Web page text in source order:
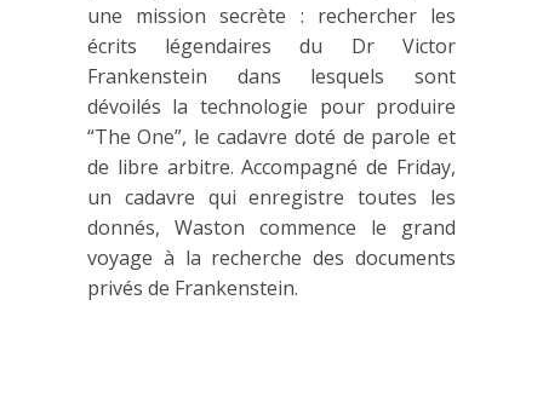
une mission secrète : rechercher les
écrits légendaires du Dr Victor
Frankenstein dans lesquels sont
dévoilés la technologie pour produire
“The One”, le cadavre doté de parole et
de libre arbitre. Accompagné de Friday,
un cadavre qui enregistre toutes les
donnés, Waston commence le grand
voyage à la recherche des documents
privés de Frankenstein.